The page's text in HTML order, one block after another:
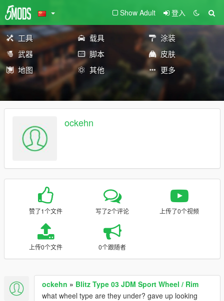
Show Adult 登入
工具 载具
涂装
武器
脚本
皮肤
地图
其他 更多
ockehn
赞了1个文件 写了2个评论 上传了0个视频
上传0个文件 0个跟随者
ockehn » Blitz Type 03 JDM Sport Wheel / Rim
what wheel type are they under? gave up looking